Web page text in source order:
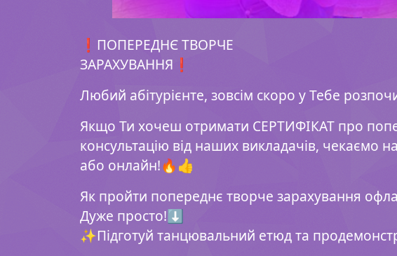
❗️ПОПЕРЕДНЄ ТВОРЧЕ
ЗАРАХУВАННЯ❗️
Любий абітурієнте, зовсім скоро у Тебе
Якщо Ти хочеш отримати СЕРТИФІКАТ про
консультацію від наших викладачів,
або онлайн!🔥👍
Як пройти попереднє творче зарахування
Дуже просто!⬇️
✨Підготуй танцювальний етюд та